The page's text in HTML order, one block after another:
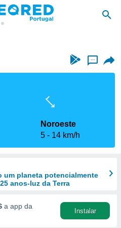
...
Noroeste
5
14 km/h
um planeta potencialmente
anos-luz da Terra
a app da
Instalar